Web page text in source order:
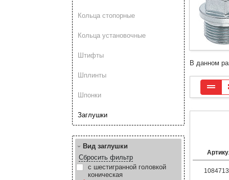
Кольца стопорные
Кольца установочные
Штифты
Шплинты
Шпонки
Заглушки
Вид заглушки
Сбросить фильтр
с шестигранной головкой
коническая
В данном